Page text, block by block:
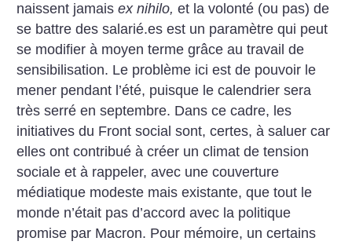
naissent jamaisex nihilo, et la volonté (ou pas) de
se battre des salarié.es est un paramètre qui peut
se modifier à moyen terme grâce au travail de
sensibilisation. Le problème ici est de pouvoir le
mener pendant l’été, puisque le calendrier sera
très serré en septembre. Dans ce cadre, les
initiatives du Front social sont, certes, à saluer car
elles ont contribué à créer un climat de tension
sociale et à rappeler, avec une couverture
médiatique modeste mais existante, que tout le
monde n’était pas d’accord avec la politique
promise par Macron. Pour mémoire, un certains